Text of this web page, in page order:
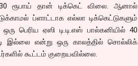
30 ரூபாய் தான் டிக்கெட் விலை. ஆனால்
ப்ளாட்டாக எல்லா டிக்கெட்டுகளும்
பெரிய ஏஸி டி.டி.எஸ் பால்கனியில் 40
இல்லை என்று ஒரு காலத்தில் சொல்லிக்
கூட்டம் குறையவில்லை.